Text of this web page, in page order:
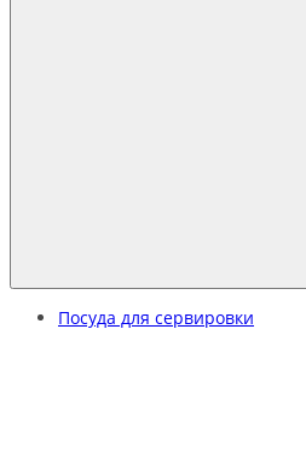
Посуда для сервировки